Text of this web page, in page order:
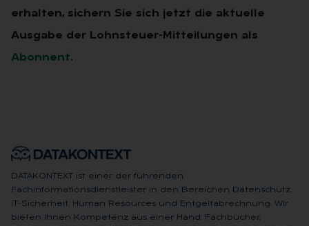
erhalten, sichern Sie sich jetzt die aktuelle
Ausgabe der Lohnsteuer-Mitteilungen als
Abonnent.
DATAKONTEXT ist einer der führenden
Fachinformationsdienstleister in den Bereichen Datenschutz,
IT-Sicherheit, Human Resources und Entgeltabrechnung. Wir
bieten Ihnen Kompetenz aus einer Hand: Fachbücher,